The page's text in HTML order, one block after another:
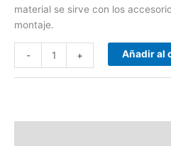
material se sirve con los
montaje.
- + Añadir al